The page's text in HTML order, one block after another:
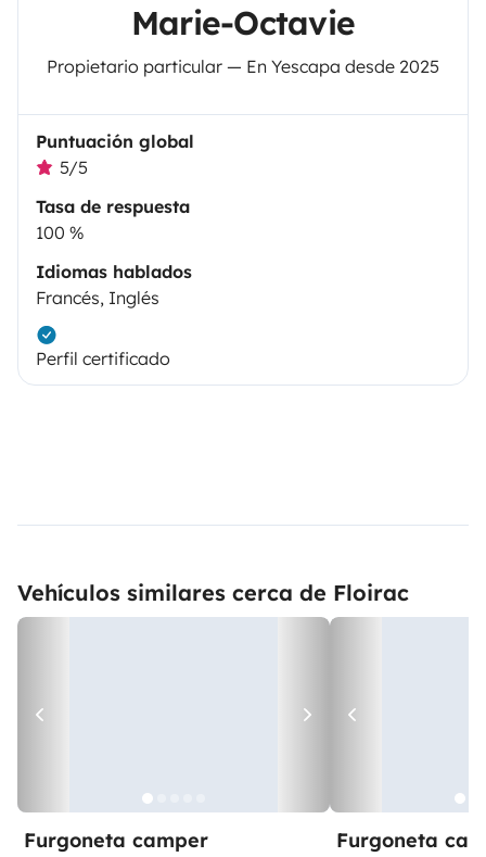
Marie-Octavie
Propietario particular — En Yescapa desde 2025
Puntuación global
5/5
Tasa de respuesta
100 %
Idiomas hablados
Francés, Inglés
Perfil certificado
Vehículos similares cerca de Floirac
Furgoneta camper Furgoneta